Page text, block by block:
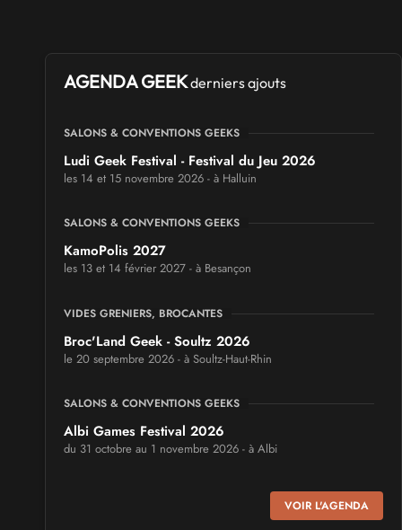
AGENDA GEEKderniers ajouts
SALONS & CONVENTIONS GEEKS
Ludi Geek Festival - Festival du Jeu 2026
les 14 et 15 novembre 2026 - à Halluin
SALONS & CONVENTIONS GEEKS
KamoPolis 2027
les 13 et 14 février 2027 - à Besançon
VIDES GRENIERS, BROCANTES
Broc'Land Geek - Soultz 2026
le 20 septembre 2026 - à Soultz-Haut-Rhin
SALONS & CONVENTIONS GEEKS
Albi Games Festival 2026
du 31 octobre au 1 novembre 2026 - à Albi
Virtual Calais - salon du jeu vidéo et des loisirs
VOIR L'AGENDA